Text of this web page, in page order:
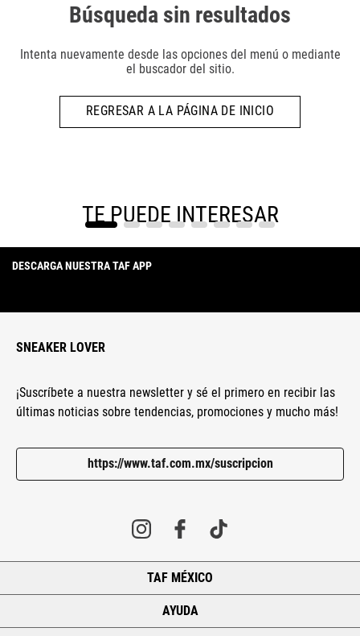
Búsqueda sin resultados
Intenta nuevamente desde las opciones del menú o mediante
el buscador del sitio.
REGRESAR A LA PÁGINA DE INICIO
TE PUEDE INTERESAR
DESCARGA NUESTRA TAF APP
SNEAKER LOVER
¡Suscríbete a nuestra newsletter y sé el primero en recibir las
últimas noticias sobre tendencias, promociones y mucho más!
https://www.taf.com.mx/suscripcion
TAF MÉXICO
AYUDA